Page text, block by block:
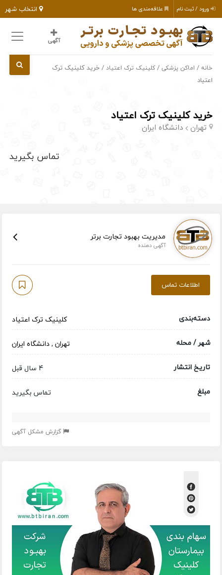
انتخاب شهر ورود / ثبت نام علاقه‌مندی ها
آگهی
خانه / اماکن پزشکی /کلینیک ترک اعتیاد / خرید کلینیک ترک
اعتیاد
خرید کلینیک ترک اعتیاد
تهران دانشگاه ایران
تماس بگیرید
مدیریت بهبود تجارت برتر
آگهی دهنده
اطلاعات تماس
دسته‌بندی
کلینیک ترک اعتیاد
شهر / محله
تهران,دانشگاه ایران
تاریخ انتشار
4 سال قبل
مبلغ
تماس بگیرید
گزارش مشکل آگهی